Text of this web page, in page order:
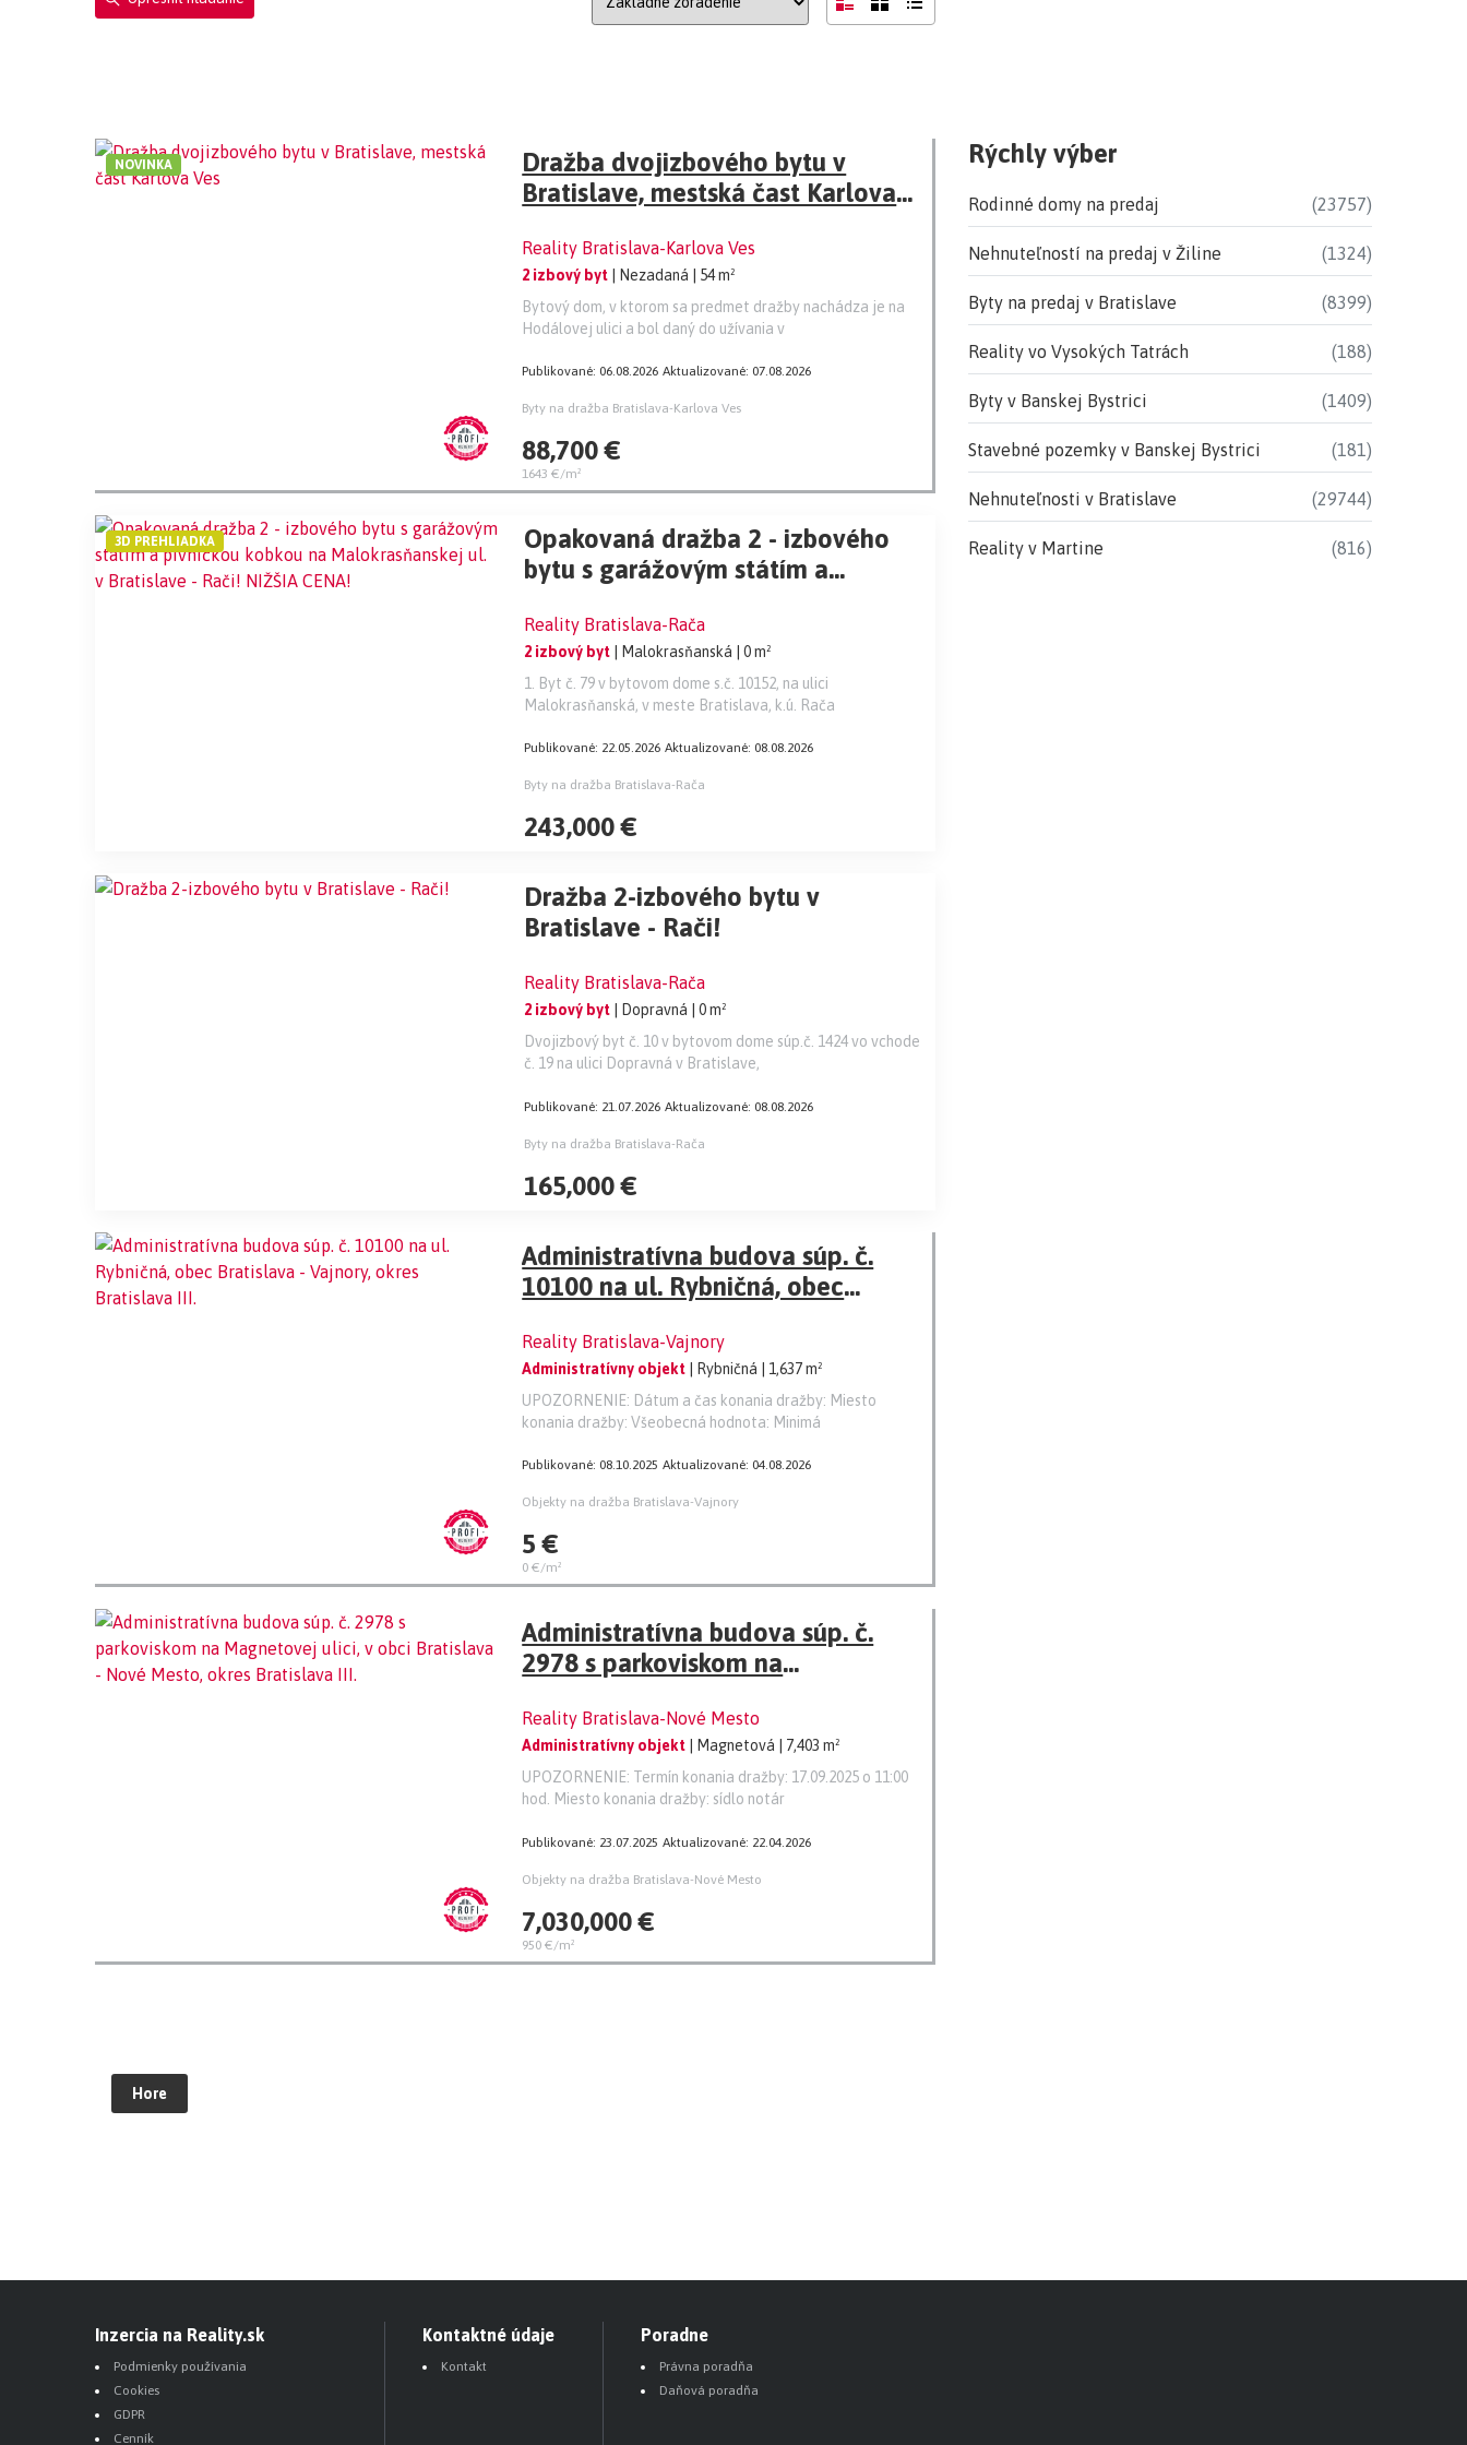
Dražba dvojizbového bytu v
Bratislave, mestská čast Karlova
Reality Bratislava-Karlova Ves
2 izbový byt | Nezadaná
| 54 m²
Bytový dom, v ktorom sa predmet dražby nachádza je na
Hodálovej ulici a bol daný do užívania v
Publikované: 06.08.2026 Aktualizované: 07.08.2026
Byty na dražba Bratislava-Karlova Ves
88,700 €
1643 €/m²
NOVINKA
Opakovaná dražba 2 - izbového
bytu s garážovým státím a
Malokrasňanskej ul. v Bratislave -
Rači! NIŽŠIA CENA!
Reality Bratislava-Rača
2 izbový byt | Malokrasňanská
| 0 m²
1. Byt č. 79 v bytovom dome s.č. 10152, na ulici
Malokrasňanská, v meste Bratislava, k.ú. Rača
Publikované: 22.05.2026 Aktualizované: 08.08.2026
Byty na dražba Bratislava-Rača
243,000 €
3D PREHLIADKA
Dražba 2-izbového bytu v
Bratislave - Rači!
Reality Bratislava-Rača
2 izbový byt | Dopravná
| 0 m²
Dvojizbový byt č. 10 v bytovom dome súp.č. 1424 vo vchode
č. 19 na ulici Dopravná v Bratislave,
Publikované: 21.07.2026 Aktualizované: 08.08.2026
Byty na dražba Bratislava-Rača
165,000 €
Administratívna budova súp. č.
10100 na ul. Rybničná, obec
Bratislava III.
Reality Bratislava-Vajnory
Administratívny objekt | Rybničná
| 1,637 m²
UPOZORNENIE: Dátum a čas konania dražby: Miesto
konania dražby: Všeobecná hodnota: Minimá
Publikované: 08.10.2025 Aktualizované: 04.08.2026
Objekty na dražba Bratislava-Vajnory
5 €
0 €/m²
Administratívna budova súp. č.
2978 s parkoviskom na
- Nové Mesto, okres Bratislava III.
Reality Bratislava-Nové Mesto
Administratívny objekt | Magnetová
| 7,403 m²
UPOZORNENIE: Termín konania dražby: 17.09.2025 o 11:00
hod. Miesto konania dražby: sídlo notár
Publikované: 23.07.2025 Aktualizované: 22.04.2026
Objekty na dražba Bratislava-Nové Mesto
7,030,000 €
950 €/m²
Hore
Rýchly výber
Rodinné domy na predaj (23757)
Nehnuteľností na predaj v Žiline (1324)
Byty na predaj v Bratislave (8399)
Reality vo Vysokých Tatrách (188)
Byty v Banskej Bystrici (1409)
Stavebné pozemky v Banskej Bystrici (181)
Nehnuteľnosti v Bratislave (29744)
Reality v Martine (816)
Inzercia na Reality.sk
Podmienky používania
Cookies
GDPR
Cenník
Kontaktné údaje
Kontakt
Poradne
Právna poradňa
Daňová poradňa